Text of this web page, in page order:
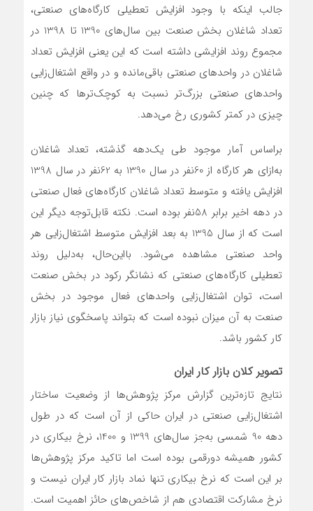
جالب اینکه با وجود افزایش تعطیلی کارگاه‌‌‌های صنعتی،
تعداد شاغلان بخش صنعت بین سال‌های 1390 تا 1398 در
مجموع روند افزایشی داشته است که این یعنی افزایش تعداد
شاغلان در واحد‌های صنعتی باقی‌‌‌مانده و در واقع اشتغال‌زایی
واحدهای صنعتی بزرگ‌تر نسبت به‌‌‌ کوچک‌ترها که چنین
چیزی در کمتر کشوری رخ می‌دهد.
براساس آمار موجود طی یک‌دهه گذشته، تعداد شاغلان
به‌‌‌ازای هر کارگاه از 60نفر در سال 1390 به 62نفر در سال 1398
افزایش یافته و متوسط تعداد شاغلان کارگاه‌‌‌های فعال صنعتی
در دهه اخیر برابر 58نفر بوده است. نکته قابل‌توجه دیگر این
است که از سال 1395 به بعد افزایش متوسط اشتغال‌زایی هر
واحد صنعتی مشاهده می‌شود. بااین‌‌‌حال، به‌‌‌دلیل روند
تعطیلی کارگاه‌‌‌های صنعتی که نشانگر رکود در بخش صنعت
است، توان اشتغال‌زایی واحدهای فعال موجود در بخش
صنعت به آن میزان نبوده است که بتواند پاسخگوی نیاز بازار
کار کشور باشد.
تصویر کلان بازار کار ایران
نتایج تازه‌ترین گزارش مرکز پژوهش‌ها از وضعیت ساختار
اشتغال‌زایی صنعتی در ایران حاکی از آن است که در طول
دهه 90 شمسی به‌جز سال‌های 1399 و 1400، نرخ بیکاری در
کشور همیشه دورقمی بوده است اما تاکید مرکز پژوهش‌‌‌ها
بر این است که نرخ بیکاری تنها نماد بازار کار ایران نیست و
نرخ مشارکت اقتصادی هم از شاخص‌‌‌های حائز اهمیت است.